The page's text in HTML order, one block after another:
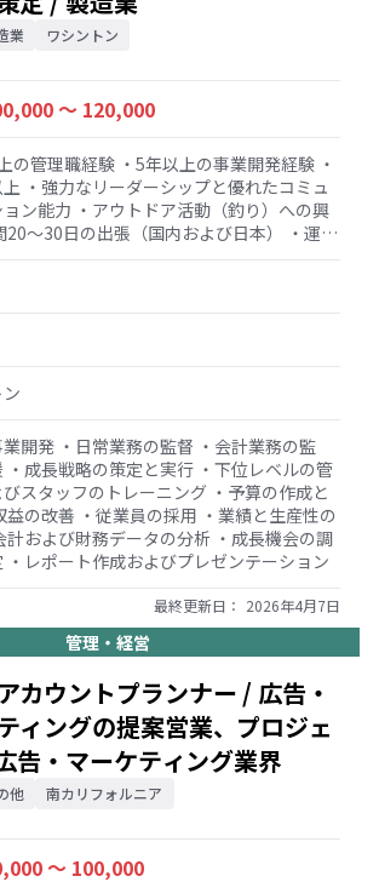
業 ワシントン
〜 120,000
の管理職経験 ・5年以上の事業開発経験 ・
・強力なリーダーシップと優れたコミュ
ン能力 ・アウトドア活動（釣り）への興
20～30日の出張（国内および日本） ・運転
業開発 ・日常業務の監督 ・会計業務の監
・成長戦略の策定と実行 ・下位レベルの管
スタッフのトレーニング ・予算の作成と
益の改善 ・従業員の採用 ・業績と生産性の
計および財務データの分析 ・成長機会の調
・レポート作成およびプレゼンテーション
最終更新日： 2026年4月7日
管理・経営
カウントプランナー / 広告・
ィングの提案営業、プロジェ
告・マーケティング業界
他 南カリフォルニア
〜 100,000